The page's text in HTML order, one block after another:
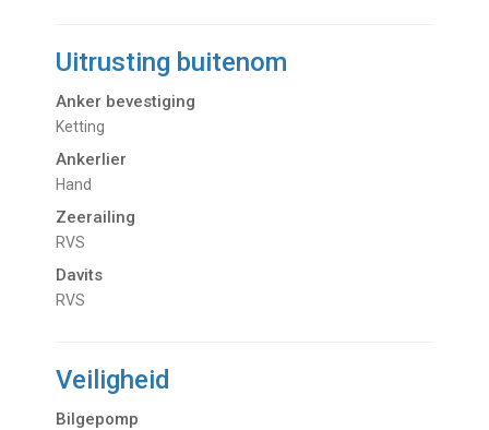
Uitrusting buitenom
Anker bevestiging
Ketting
Ankerlier
Hand
Zeerailing
RVS
Davits
RVS
Veiligheid
Bilgepomp